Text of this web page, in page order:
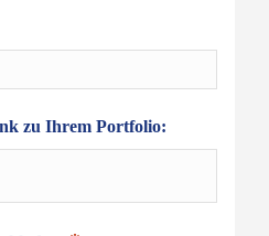
zu Ihrem Portfolio: